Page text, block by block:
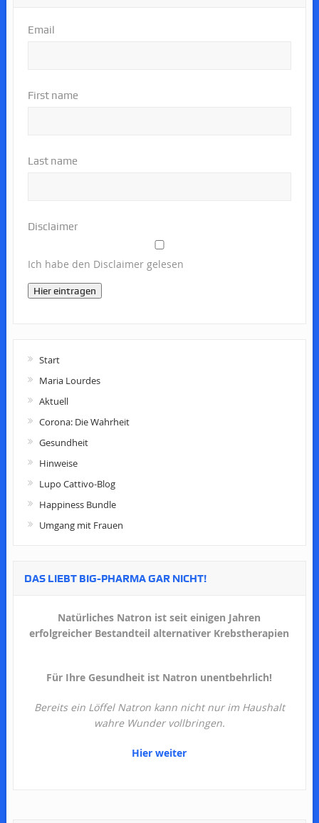
Email
First name
Last name
Disclaimer
Ich habe den Disclaimer gelesen
Hier eintragen
Start
Maria Lourdes
Aktuell
Corona: Die Wahrheit
Gesundheit
Hinweise
Lupo Cattivo-Blog
Happiness Bundle
Umgang mit Frauen
DAS LIEBT BIG-PHARMA GAR NICHT!
Natürliches Natron ist seit einigen Jahren
erfolgreicher Bestandteil alternativer Krebstherapien
Für Ihre Gesundheit ist Natron unentbehrlich!
Bereits ein Löffel Natron kann nicht nur im Haushalt
wahre Wunder vollbringen.
Hier weiter